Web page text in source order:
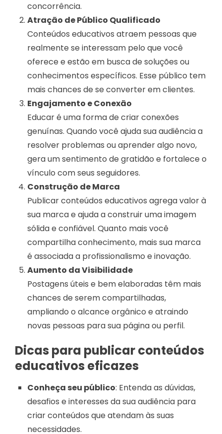
concorrência.
Atração de Público Qualificado
Conteúdos educativos atraem pessoas que
realmente se interessam pelo que você
oferece e estão em busca de soluções ou
conhecimentos específicos. Esse público tem
mais chances de se converter em clientes.
Engajamento e Conexão
Educar é uma forma de criar conexões
genuínas. Quando você ajuda sua audiência a
resolver problemas ou aprender algo novo,
gera um sentimento de gratidão e fortalece o
vínculo com seus seguidores.
Construção de Marca
Publicar conteúdos educativos agrega valor à
sua marca e ajuda a construir uma imagem
sólida e confiável. Quanto mais você
compartilha conhecimento, mais sua marca
é associada a profissionalismo e inovação.
Aumento da Visibilidade
Postagens úteis e bem elaboradas têm mais
chances de serem compartilhadas,
ampliando o alcance orgânico e atraindo
novas pessoas para sua página ou perfil.
Dicas para publicar conteúdos
educativos eficazes
Conheça seu público: Entenda as dúvidas,
desafios e interesses da sua audiência para
criar conteúdos que atendam às suas
necessidades.